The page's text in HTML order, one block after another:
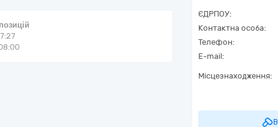
ЄДРПОУ:
Контактна особа:
Телефон:
E-mail:
Місцезнаходження: